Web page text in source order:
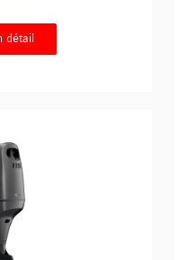
détail